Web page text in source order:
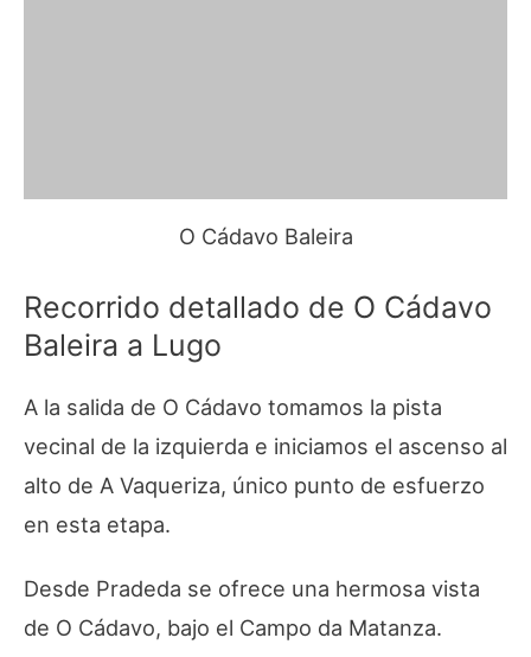
O Cádavo Baleira
Recorrido detallado de O Cádavo
Baleira a Lugo
A la salida de O Cádavo tomamos la pista
vecinal de la izquierda e iniciamos el ascenso al
alto de A Vaqueriza, único punto de esfuerzo
en esta etapa.
Desde Pradeda se ofrece una hermosa vista
de O Cádavo, bajo el Campo da Matanza.